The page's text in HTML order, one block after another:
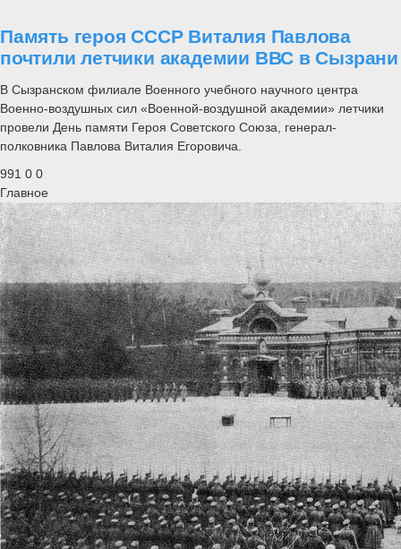
Память героя СССР Виталия Павлова
почтили летчики академии ВВС в Сызрани
В Сызранском филиале Военного учебного научного центра
Военно-воздушных сил «Военной-воздушной академии» летчики
провели День памяти Героя Советского Союза, генерал-
полковника Павлова Виталия Егоровича.
991 0 0
Главное